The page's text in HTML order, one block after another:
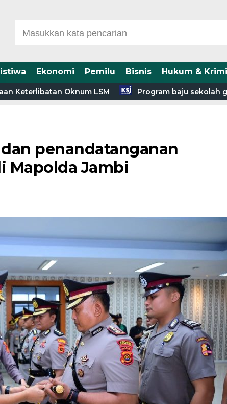
Ekonomi Pemilu Bisnis Hukum &
Oknum LSM Program baju sekolah
penandatanganan
Mapolda Jambi